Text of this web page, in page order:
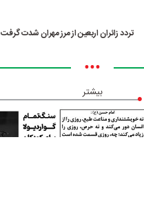
تردد زائران اربعین از مرز مهران شدت گرفت
•••
بیشتر